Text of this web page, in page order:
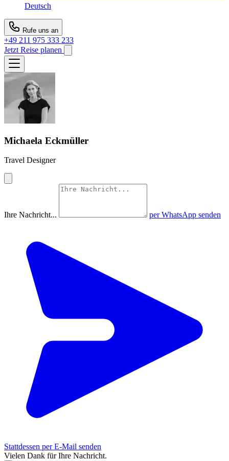
Deutsch
Rufe uns an
+49 211 975 333 233
Jetzt Reise planen
Michaela Eckmüller
Travel Designer
Ihre Nachricht... per WhatsApp senden
Stattdessen per E-Mail senden
Vielen Dank für Ihre Nachricht.